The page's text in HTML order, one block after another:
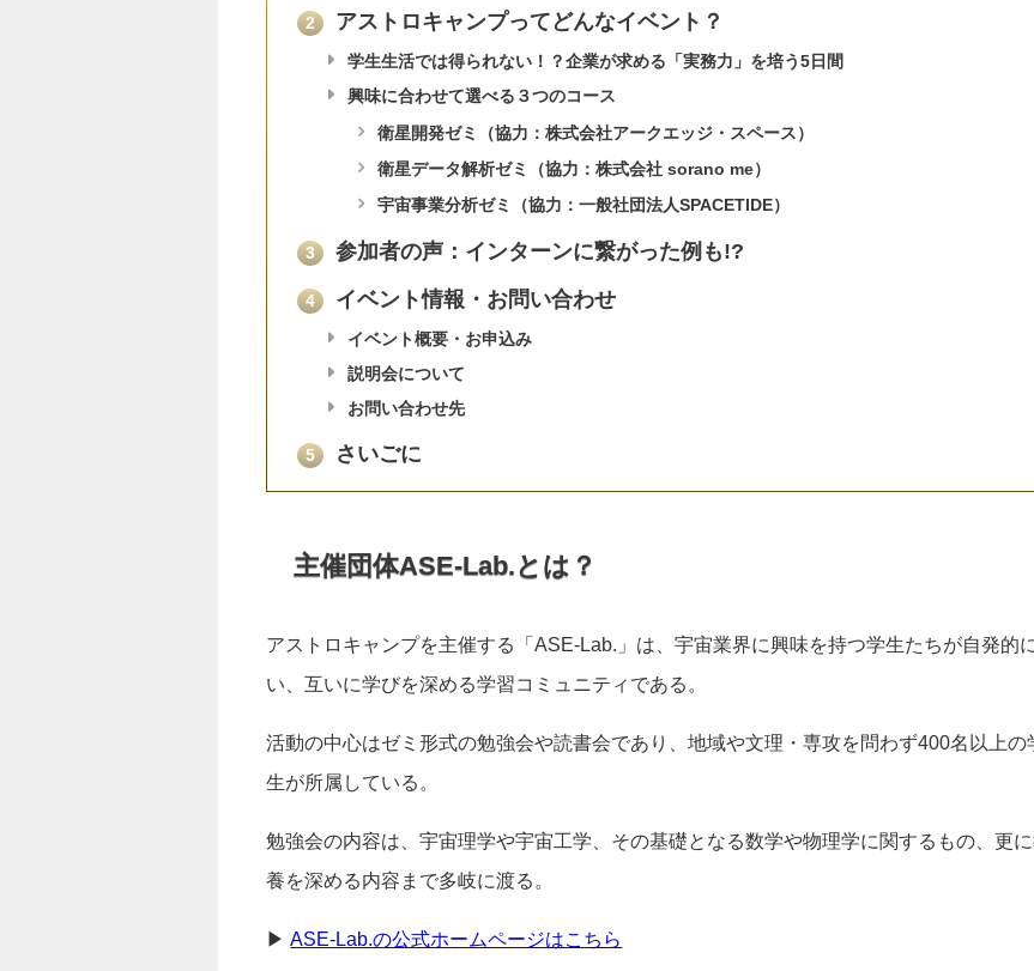
2 アストロキャンプってどんなイベント？
学生生活では得られない！？企業が求める「実務力」を培う5日間
興味に合わせて選べる３つのコース
衛星開発ゼミ（協力：株式会社アークエッジ・スペース）
衛星データ解析ゼミ（協力：株式会社 sorano me）
宇宙事業分析ゼミ（協力：一般社団法人SPACETIDE）
3 参加者の声：インターンに繋がった例も!?
4 イベント情報・お問い合わせ
イベント概要・お申込み
説明会について
お問い合わせ先
5 さいごに
主催団体ASE-Lab.とは？
アストロキャンプを主催する「ASE-Lab.」は、宇宙業界に興味を持つ学生たちが自発的
い、互いに学びを深める学習コミュニティである。
活動の中心はゼミ形式の勉強会や読書会であり、地域や文理・専攻を問わず400名以上の
生が所属している。
勉強会の内容は、宇宙理学や宇宙工学、その基礎となる数学や物理学に関するもの、更
養を深める内容まで多岐に渡る。
▶ ASE-Lab.の公式ホームページはこちら